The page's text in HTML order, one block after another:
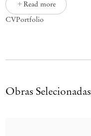
Read more
CVPortfolio
Obras Selecionadas